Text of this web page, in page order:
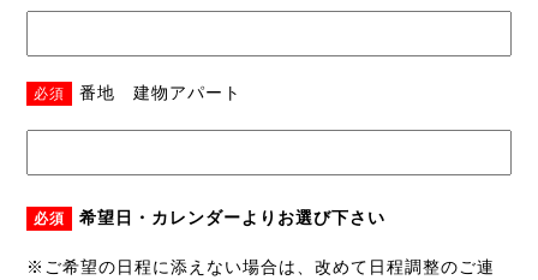
必須 番地 建物アパート
必須 希望日・カレンダーよりお選び下さい
※ご希望の日程に添えない場合は、改めて日程調整のご連